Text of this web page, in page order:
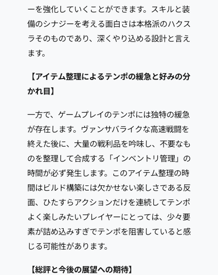
ーを強化していくことができます。スキルと装
備のシナジーを考える面白さは本格派のハクス
ラそのものであり、深くやり込める設計と言え
ます。
【アイテム整理によるテンポの緩急と好みの分
かれ目】
一方で、ゲームプレイのテンポには独特の緩急
が存在します。ヴァンサバライクな高速戦闘を
終えた後に、大量の戦利品を吟味し、不要なも
のを整理して合成する「インベントリ管理」の
時間が必ず発生します。このアイテム整理の時
間はビルド構築には欠かせない楽しさである反
面、ひたすらアクションだけを連続してテンポ
よく楽しみたいプレイヤーにとっては、少々要
素が詰め込みすぎでテンポを阻害していると感
じる可能性があります。
【総評と今後の展望への期待】